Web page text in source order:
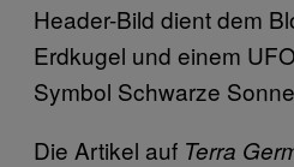
Header-Bild dient dem
Erdkugel und einem
Symbol Schwarze
Die Artikel auf Terra